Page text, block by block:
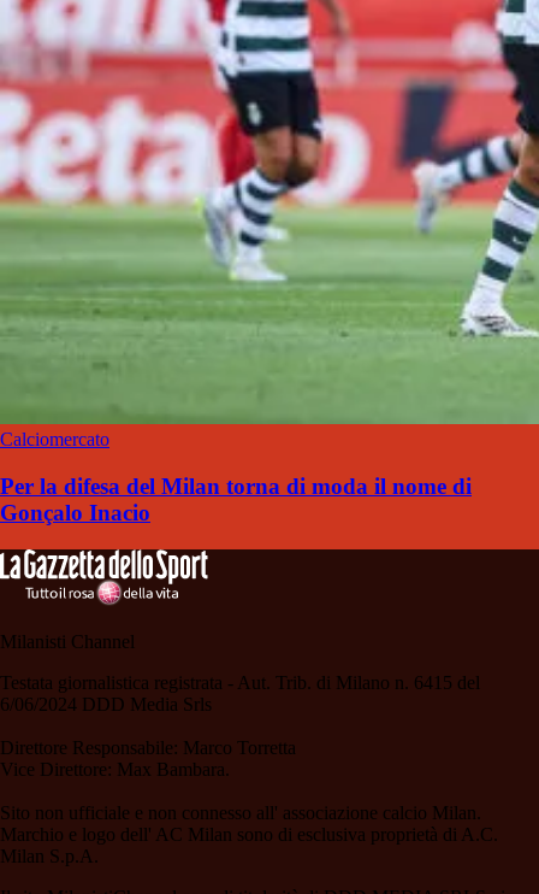
Calciomercato
Per la difesa del Milan torna di moda il nome di
Gonçalo Inacio
Milanisti Channel
Testata giornalistica registrata - Aut. Trib. di Milano n. 6415 del
6/06/2024 DDD Media Srls
Direttore Responsabile: Marco Torretta
Vice Direttore: Max Bambara.
Sito non ufficiale e non connesso all' associazione calcio Milan.
Marchio e logo dell' AC Milan sono di esclusiva proprietà di A.C.
Milan S.p.A.